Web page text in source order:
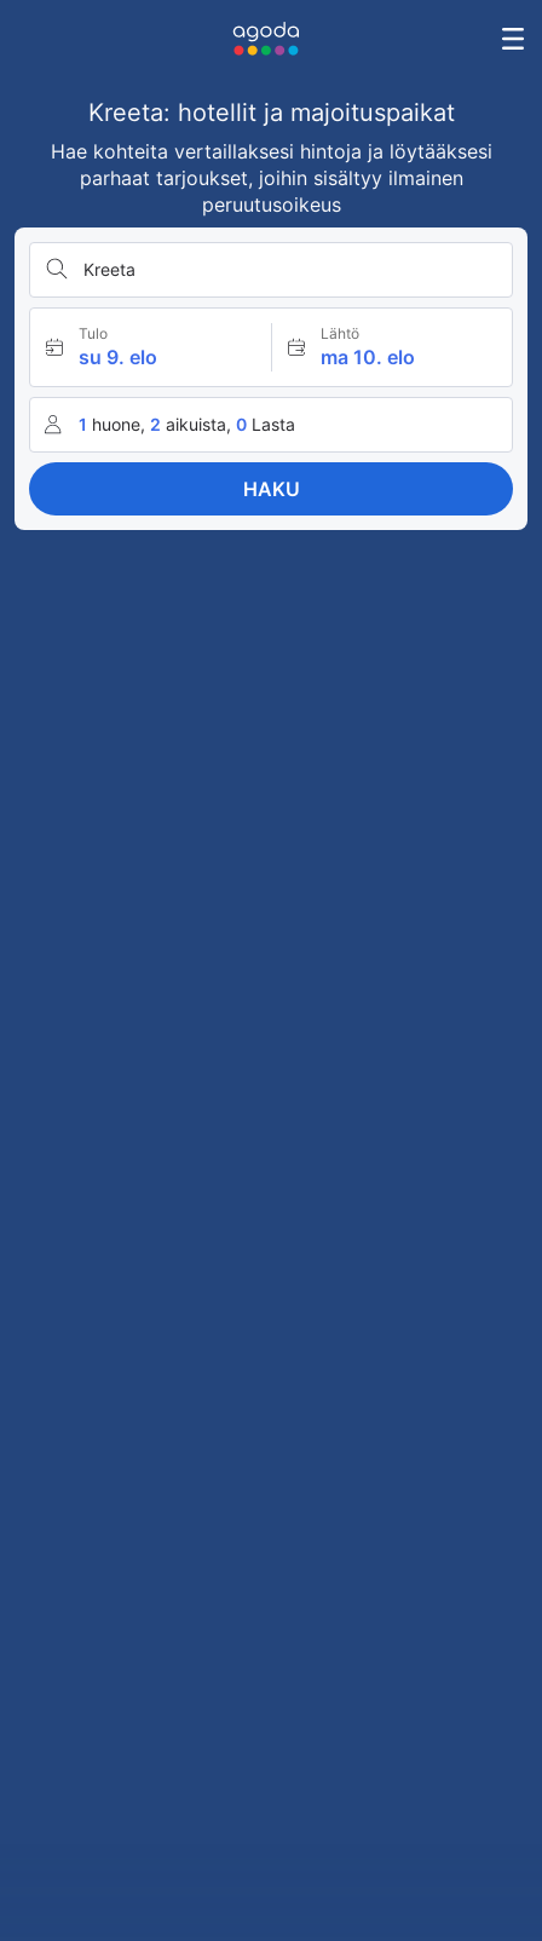
Kreeta: hotellit ja majoituspaikat
Hae kohteita vertaillaksesi hintoja ja löytääksesi
parhaat tarjoukset, joihin sisältyy ilmainen
peruutusoikeus
Kreeta
Tulo
su 9. elo
Lähtö
ma 10. elo
1 huone, 2 aikuista, 0 Lasta
HAKU